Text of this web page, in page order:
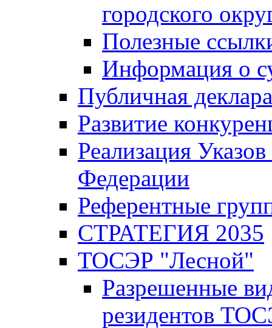
городского
Полезные
Информация о
Публичная
Развитие
Реализация
Федерации
Референтные
СТРАТЕГИЯ 2035
ТОСЭР "Лесной"
Разрешенные
резидентов